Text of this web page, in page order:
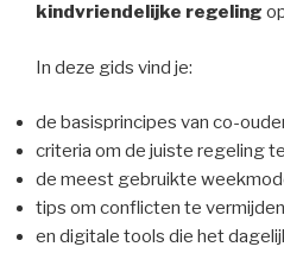
kindvriendelijke regeling
In deze gids vind je:
de basisprincipes van co-
criteria om de juiste regeling
de meest gebruikte
tips om conflicten te
en digitale tools die het